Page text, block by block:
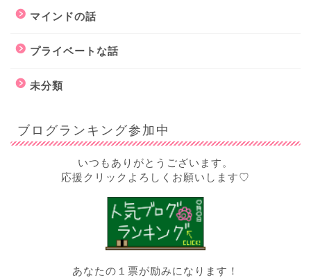
マインドの話
プライベートな話
未分類
ブログランキング参加中
いつもありがとうございます。
応援クリックよろしくお願いします♡
あなたの１票が励みになります！